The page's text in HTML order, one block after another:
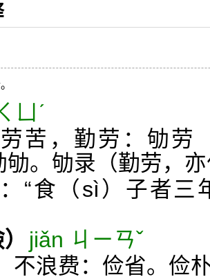
ㄩˊ
苦，勤劳：劬劳
劬。劬录（勤劳，亦
“食（sì）子者三
jiǎn ㄐㄧㄢˇ
浪费：俭省。俭